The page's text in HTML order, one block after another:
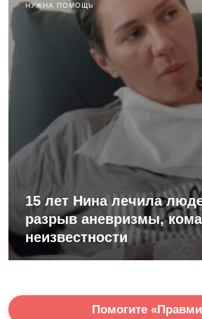
НУЖНА ПОМОЩЬ
15 лет Нина лечила
разрыв аневризмы,
неизвестности
Помогите